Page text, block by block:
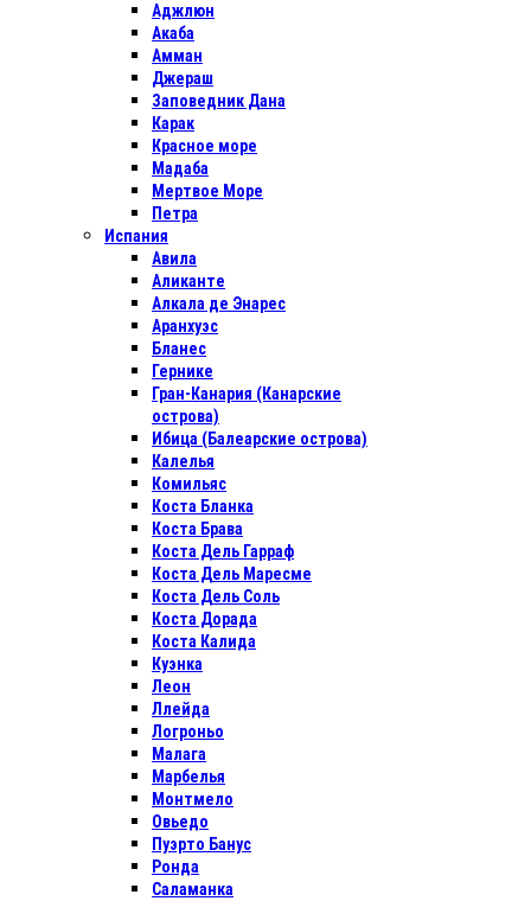
Аджлюн
Акаба
Амман
Джераш
Заповедник Дана
Карак
Красное море
Мадаба
Мертвое Море
Петра
Испания
Авила
Аликанте
Алкала де Энарес
Аранхуэс
Бланес
Гернике
Гран-Канария (Канарские
острова)
Ибица (Балеарские острова)
Калелья
Комильяс
Коста Бланка
Коста Брава
Коста Дель Гарраф
Коста Дель Маресме
Коста Дель Соль
Коста Дорада
Коста Калида
Куэнка
Леон
Ллейда
Логроньо
Малага
Марбелья
Монтмело
Овьедо
Пуэрто Банус
Ронда
Саламанка